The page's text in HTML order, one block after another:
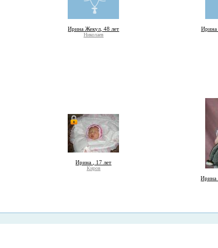
Ирина Жекул, 48 лет
Николаев
Ирина
Ирина , 17 лет
Киров
Ирина